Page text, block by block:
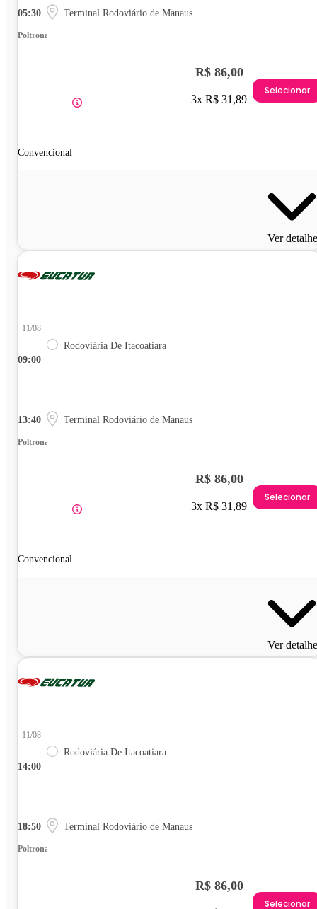
05:30 Terminal Rodoviário de Manaus
Poltrona
Convencional
R$ 86,00
3x R$ 31,89
Selecionar
Ver
09:00
11/08
Rodoviária De Itacoatiara
13:40 Terminal Rodoviário de Manaus
Poltrona
Convencional
R$ 86,00
3x R$ 31,89
Selecionar
Ver
14:00
11/08
Rodoviária De Itacoatiara
18:50 Terminal Rodoviário de Manaus
Poltrona
R$ 86,00
Selecionar